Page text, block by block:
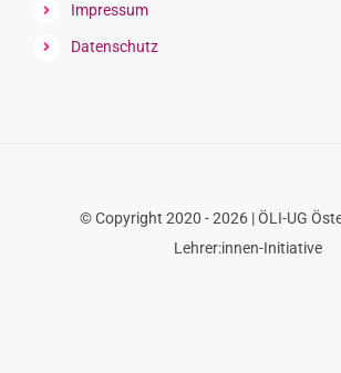
Impressum
Datenschutz
© Copyright 2020 - 2026 | ÖLI-UG
Lehrer:innen-Initiative